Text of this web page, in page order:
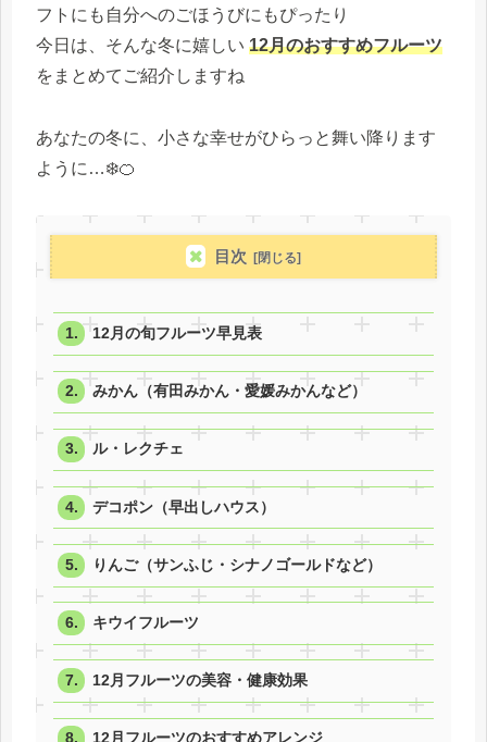
フトにも自分へのごほうびにもぴったり
今日は、そんな冬に嬉しい 12月のおすすめフルーツ
をまとめてご紹介しますね
あなたの冬に、小さな幸せがひらっと舞い降ります
ように…❄️🍊
目次
12月の旬フルーツ早見表
みかん（有田みかん・愛媛みかんなど）
ル・レクチェ
デコポン（早出しハウス）
りんご（サンふじ・シナノゴールドなど）
キウイフルーツ
12月フルーツの美容・健康効果
12月フルーツのおすすめアレンジ